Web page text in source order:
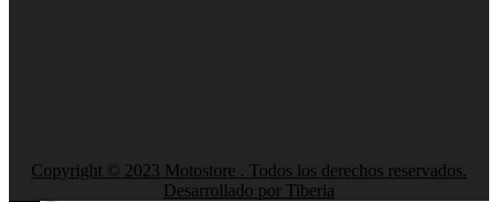
Copyright © 2023 Motostore . Todos los derechos reservados.
Desarrollado por Tiberia